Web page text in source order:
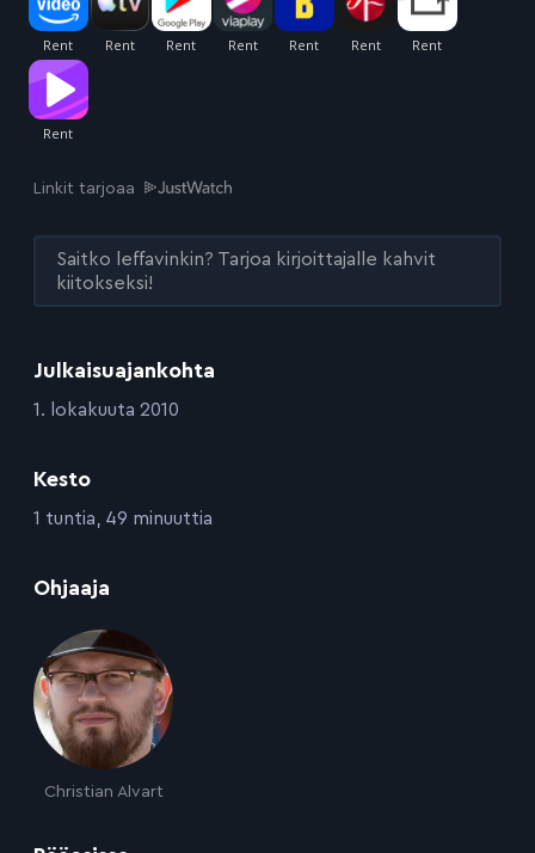
Julkaisuajankohta
:1. lokakuuta 2010
Kesto
:1 tuntia, 49 minuuttia
Ohjaaja
Christian Alvart
Linkit tarjoaa
Saitko leffavinkin? Tarjoa kirjoittajalle kahvit
kiitokseksi!